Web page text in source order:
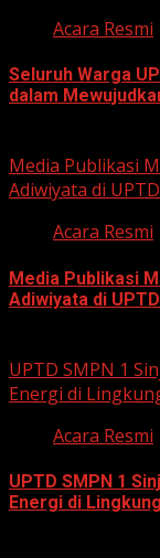
Acara Resmi
Seluruh Warga
dalam
Media Publikasi
Adiwiyata di
Acara Resmi
Media Publikasi
Adiwiyata di
UPTD SMPN 1
Energi di
Acara Resmi
UPTD SMPN 1
Energi di